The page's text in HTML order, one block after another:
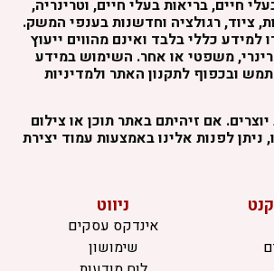
חיים, בריאות בעלי חיים, וטרינריה,
ציוד, רגולציה וחדשנות בענפי המשק.
כללי בלבד ואינם מהווים ייעוץ
משפטי או אחר. השימוש במידע
לתקנון האתר ולמדיניות
אם זיהיתם באתר תוכן או צילום
לפנות אלינו באמצעות עמוד יצירת
ניווט
אינדקס עסקים
שימושון